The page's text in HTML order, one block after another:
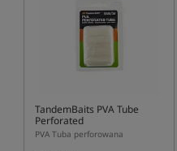
TandemBaits PVA Tube
Perforated
PVA Tuba perforowana